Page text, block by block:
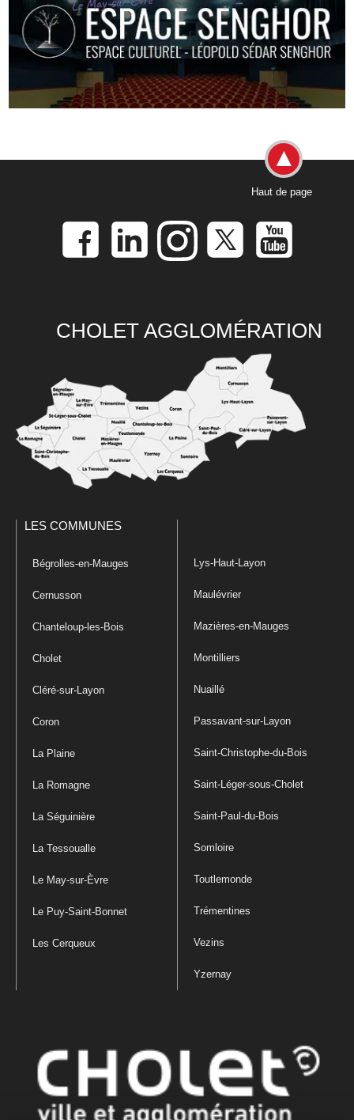
Haut de page
CHOLET AGGLOMÉRATION
LES COMMUNES
Bégrolles-en-Mauges
Cernusson
Chanteloup-les-Bois
Cholet
Cléré-sur-Layon
Coron
La Plaine
La Romagne
La Séguinière
La Tessoualle
Le May-sur-Èvre
Le Puy-Saint-Bonnet
Les Cerqueux
Lys-Haut-Layon
Maulévrier
Mazières-en-Mauges
Montilliers
Nuaillé
Passavant-sur-Layon
Saint-Christophe-du-Bois
Saint-Léger-sous-Cholet
Saint-Paul-du-Bois
Somloire
Toutlemonde
Trémentines
Vezins
Yzernay